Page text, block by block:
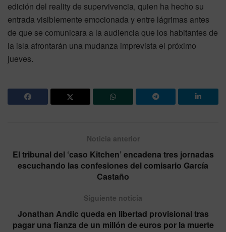
edición del reality de supervivencia, quien ha hecho su
entrada visiblemente emocionada y entre lágrimas antes
de que se comunicara a la audiencia que los habitantes de
la isla afrontarán una mudanza imprevista el próximo
jueves.
Noticia anterior
El tribunal del ‘caso Kitchen’ encadena tres jornadas
escuchando las confesiones del comisario García
Castaño
Siguiente noticia
Jonathan Andic queda en libertad provisional tras
pagar una fianza de un millón de euros por la muerte